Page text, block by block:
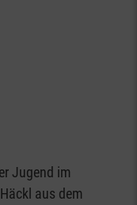
Jugend im
aus dem